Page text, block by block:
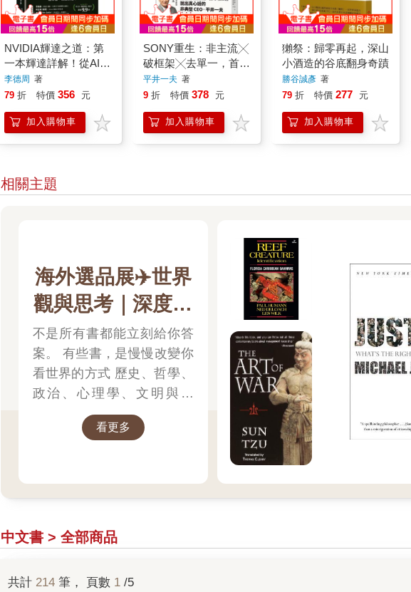
NVIDIA輝達之道：第
一本輝達詳解！從AI教
父黃仁勳的登頂之路，
看全球科技投資前景
李德周 著
79 折 特價 356 元
加入購物車
SONY重生：非主流╳
破框架╳去單一，首度
完整直擊One Sony全
球戰略的祕辛
平井一夫 著
9 折 特價 378 元
加入購物車
獺祭：歸零再起，深山
小酒造的谷底翻身奇蹟
勝谷誠彥著
79 折 特價 277 元
加入購物車
相關主題
海外選品展✈️世界
觀與思考｜深度閱
讀區
不是所有書都能立刻給你答
案。 有些書，是慢慢改變你
看世界的方式 歷史、哲學、
政治、心理學、文明與科
技， 適合願意停下來思考的
看更多
中文書 > 全部商品
共計 214 筆， 頁數 1 /5